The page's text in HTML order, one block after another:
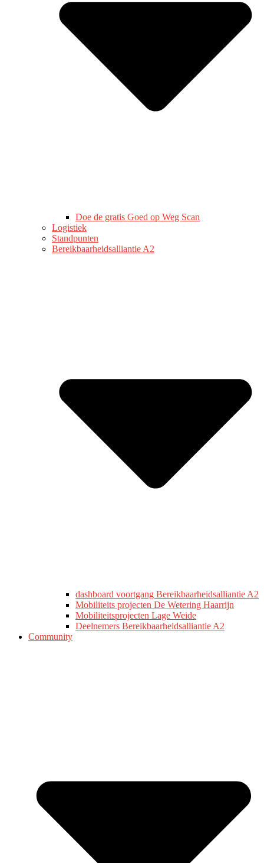
Doe de gratis Goed op Weg Scan
Logistiek
Standpunten
Bereikbaarheidsalliantie A2
dashboard voortgang Bereikbaarheidsalliantie A2
Mobiliteits projecten De Wetering Haarrijn
Mobiliteitsprojecten Lage Weide
Deelnemers Bereikbaarheidsalliantie A2
Community